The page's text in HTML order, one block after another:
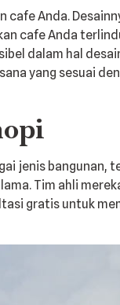
Anda.
cafe Anda
dalam hal
yang sesuai
jenis bangunan,
Tim ahli
gratis untuk